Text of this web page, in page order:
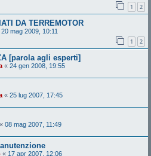
1 2
DA TERREMOTOR
20 mag 2009, 10:11
1 2
[parola agli esperti]
« 24 gen 2008, 19:55
« 25 lug 2007, 17:45
« 08 mag 2007, 11:49
« 17 apr 2007, 12:06